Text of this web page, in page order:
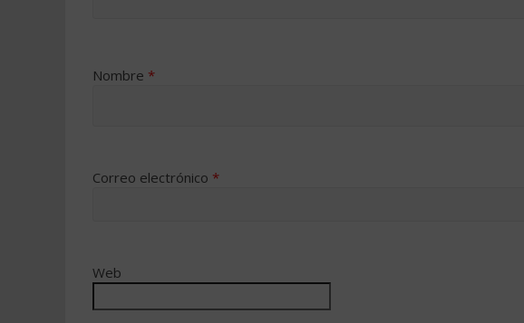
Nombre *
Correo electrónico *
Web